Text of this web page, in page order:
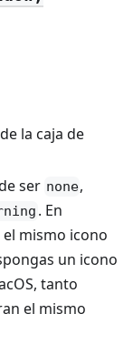
la caja de
ser none,
. En
mismo icono
un icono
tanto
el mismo